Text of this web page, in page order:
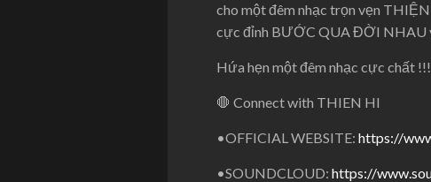
cho một đêm nhạc trọn vẹn
cực đỉnh BƯỚC QUA ĐỜI NHAU
Hứa hẹn một đêm nhạc cực chất
🛑 Connect with THIEN HI
•OFFICIAL WEBSITE: https://
•SOUNDCLOUD: https://